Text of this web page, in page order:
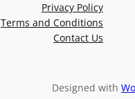
Privacy Policy
Terms and Conditions
Contact Us
Designed with